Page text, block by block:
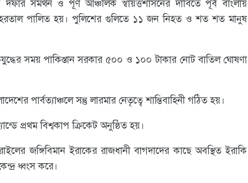
সমর্থন ও পূর্ণ আঞ্চলিক স্বায়ত্তশাসনের দাবিতে পূর্ব বাংলায়
হরতাল পালিত হয়। পুলিশের গুলিতে ১১ জন নিহত ও শত শত মানুষ
সময় পাকিস্তান সরকার ৫০০ ও ১০০ টাকার নোট বাতিল ঘোষণা
পার্বত্যাঞ্চলে সন্তু লারমার নেতৃত্বে শান্তিবাহিনী গঠিত হয়।
প্রথম বিশ্বকাপ ক্রিকেট অনুষ্ঠিত হয়।
জঙ্গিবিমান ইরাকের রাজধানী বাগদাদের কাছে অবস্থিত ইরাকি
ধ্বংস করে।